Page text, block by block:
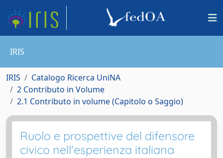
IRIS
IRIS
Catalogo Ricerca UniNA
2 Contributo in Volume
2.1 Contributo in volume (Capitolo o Saggio)
Ruolo e prospettive del difensore
civico nell'esperienza italiana